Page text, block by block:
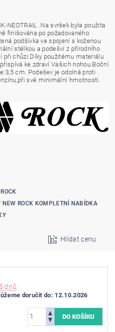
NEOTRAIL .Na svršek byla použita
finišována po požadovaného
podšívka ve spojení s koženou
stélkou a podešví z přírodního
při chůzi.Díky použitému materiálu
ke zdraví Vašich nohou.Boční
cm. Podešev je odolná proti
své minimální hmotnosti.
NEW ROCK KOMPLETNÍ NABÍDKA
Hlídat cenu
dnů
doručit do: 12.10.2026